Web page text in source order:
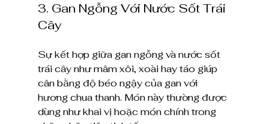
3. Gan Ngỗng Với Nước Sốt Trái
Cây
Sự kết hợp giữa gan ngỗng và nước sốt
trái cây như mâm xôi, xoài hay táo giúp
cân bằng độ béo ngậy của gan với
hương chua thanh. Món này thường được
dùng như khai vị hoặc món chính trong